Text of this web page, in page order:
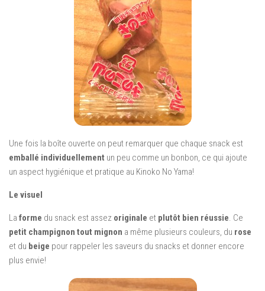
Une fois la boîte ouverte on peut remarquer que chaque snack est
emballé individuellement un peu comme un bonbon, ce qui ajoute
un aspect hygiénique et pratique au Kinoko No Yama!
Le visuel
La forme du snack est assez originale et plutôt bien réussie. Ce
petit champignon tout mignon a même plusieurs couleurs, du rose
et du beige pour rappeler les saveurs du snacks et donner encore
plus envie!